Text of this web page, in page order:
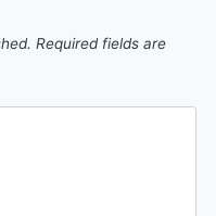
Required fields are